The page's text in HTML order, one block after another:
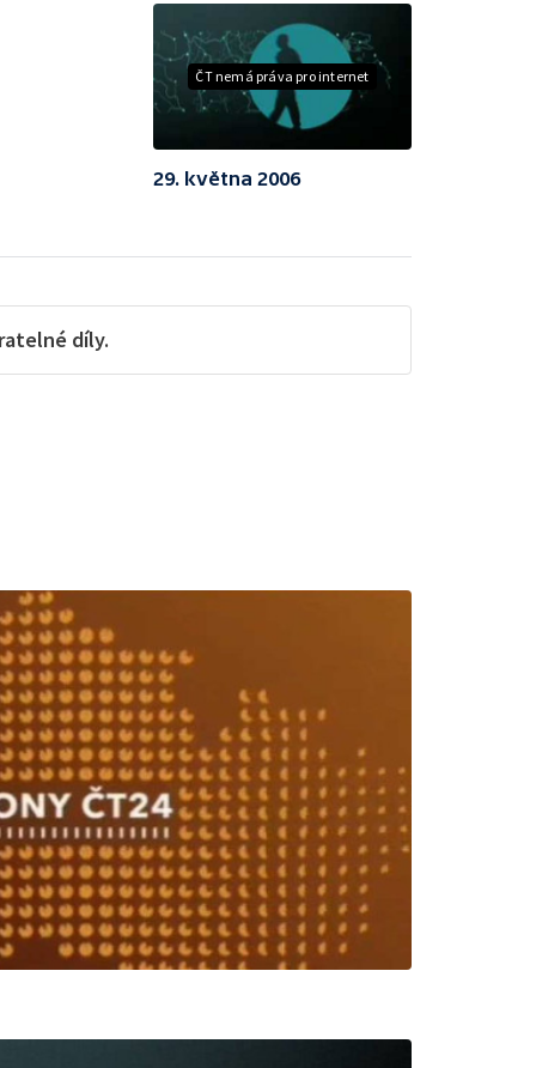
ČT nemá práva pro internet
29. května 2006
díly.